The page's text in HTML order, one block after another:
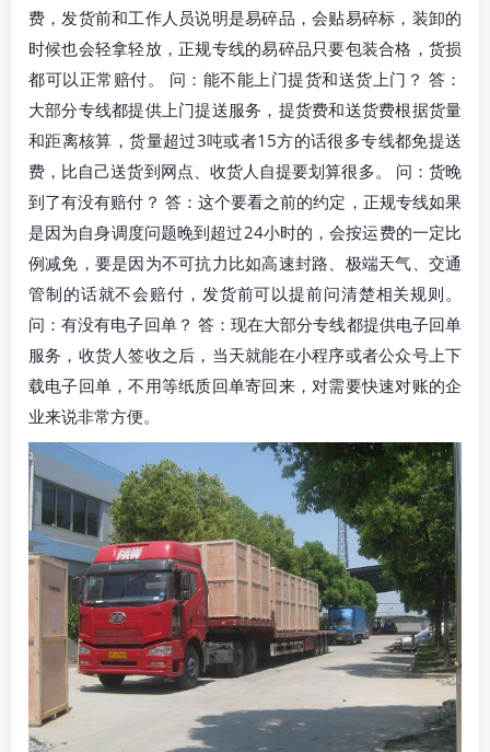
费，发货前和工作人员说明是易碎品，会贴易碎标，装卸的
时候也会轻拿轻放，正规专线的易碎品只要包装合格，货损
都可以正常赔付。 问：能不能上门提货和送货上门？ 答：
大部分专线都提供上门提送服务，提货费和送货费根据货量
和距离核算，货量超过3吨或者15方的话很多专线都免提送
费，比自己送货到网点、收货人自提要划算很多。 问：货晚
到了有没有赔付？ 答：这个要看之前的约定，正规专线如果
是因为自身调度问题晚到超过24小时的，会按运费的一定比
例减免，要是因为不可抗力比如高速封路、极端天气、交通
管制的话就不会赔付，发货前可以提前问清楚相关规则。
问：有没有电子回单？ 答：现在大部分专线都提供电子回单
服务，收货人签收之后，当天就能在小程序或者公众号上下
载电子回单，不用等纸质回单寄回来，对需要快速对账的企
业来说非常方便。